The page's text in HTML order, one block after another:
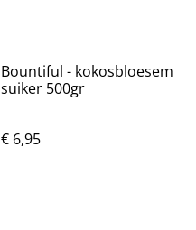
Bountiful - kokosbloesem
suiker 500gr
€ 6,95